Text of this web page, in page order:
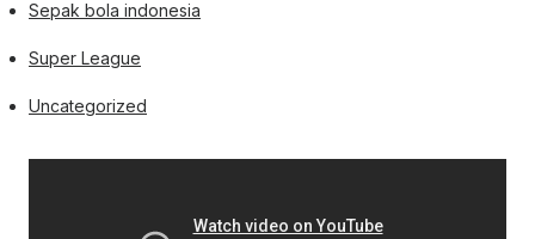
Sepak bola indonesia
Super League
Uncategorized